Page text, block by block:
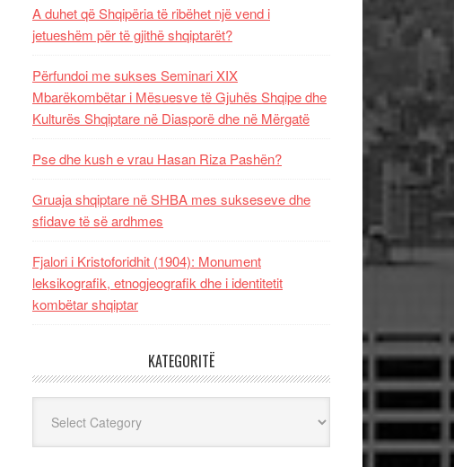
A duhet që Shqipëria të ribëhet një vend i
jetueshëm për të gjithë shqiptarët?
Përfundoi me sukses Seminari XIX
Mbarëkombëtar i Mësuesve të Gjuhës Shqipe dhe
Kulturës Shqiptare në Diasporë dhe në Mërgatë
Pse dhe kush e vrau Hasan Riza Pashën?
Gruaja shqiptare në SHBA mes sukseseve dhe
sfidave të së ardhmes
Fjalori i Kristoforidhit (1904): Monument
leksikografik, etnogjeografik dhe i identitetit
kombëtar shqiptar
KATEGORITË